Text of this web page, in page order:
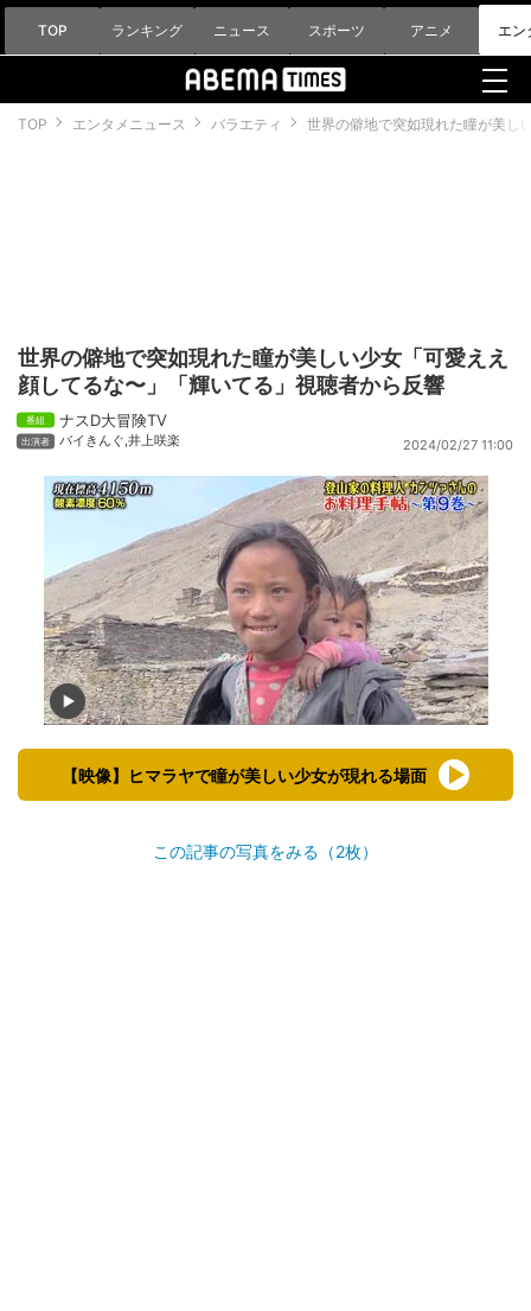
TOP ランキング ニュース スポーツ アニメ エン
TOP エンタメニュース バラエティ 世界の僻地で突如現れた瞳が美し
世界の僻地で突如現れた瞳が美しい少女「可愛ええ
顔してるな〜」「輝いてる」視聴者から反響
ナスD大冒険TV
バイきんぐ,井上咲楽 2024/02/27 11:00
【映像】ヒマラヤで瞳が美しい少女が現れる場面
この記事の写真をみる（2枚）